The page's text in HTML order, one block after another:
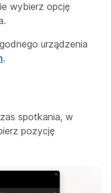
wybierz opcję
urządzenia
.
spotkania, w
pozycję